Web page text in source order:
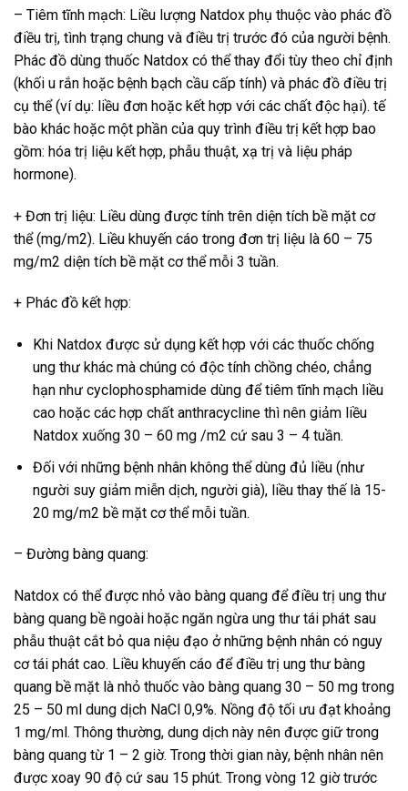
– Tiêm tĩnh mạch: Liều lượng Natdox phụ thuộc vào phác đồ
điều trị, tình trạng chung và điều trị trước đó của người bệnh.
Phác đồ dùng thuốc Natdox có thể thay đổi tùy theo chỉ định
(khối u rắn hoặc bệnh bạch cầu cấp tính) và phác đồ điều trị
cụ thể (ví dụ: liều đơn hoặc kết hợp với các chất độc hại). tế
bào khác hoặc một phần của quy trình điều trị kết hợp bao
gồm: hóa trị liệu kết hợp, phẫu thuật, xạ trị và liệu pháp
hormone).
+ Đơn trị liệu: Liều dùng được tính trên diện tích bề mặt cơ
thể (mg/m2). Liều khuyến cáo trong đơn trị liệu là 60 – 75
mg/m2 diện tích bề mặt cơ thể mỗi 3 tuần.
+ Phác đồ kết hợp:
Khi Natdox được sử dụng kết hợp với các thuốc chống
ung thư khác mà chúng có độc tính chồng chéo, chẳng
hạn như cyclophosphamide dùng để tiêm tĩnh mạch liều
cao hoặc các hợp chất anthracycline thì nên giảm liều
Natdox xuống 30 – 60 mg /m2 cứ sau 3 – 4 tuần.
Đối với những bệnh nhân không thể dùng đủ liều (như
người suy giảm miễn dịch, người già), liều thay thế là 15-
20 mg/m2 bề mặt cơ thể mỗi tuần.
– Đường bàng quang:
Natdox có thể được nhỏ vào bàng quang để điều trị ung thư
bàng quang bề ngoài hoặc ngăn ngừa ung thư tái phát sau
phẫu thuật cắt bỏ qua niệu đạo ở những bệnh nhân có nguy
cơ tái phát cao. Liều khuyến cáo để điều trị ung thư bàng
quang bề mặt là nhỏ thuốc vào bàng quang 30 – 50 mg trong
25 – 50 ml dung dịch NaCl 0,9%. Nồng độ tối ưu đạt khoảng
1 mg/ml. Thông thường, dung dịch này nên được giữ trong
bàng quang từ 1 – 2 giờ. Trong thời gian này, bệnh nhân nên
được xoay 90 độ cứ sau 15 phút. Trong vòng 12 giờ trước